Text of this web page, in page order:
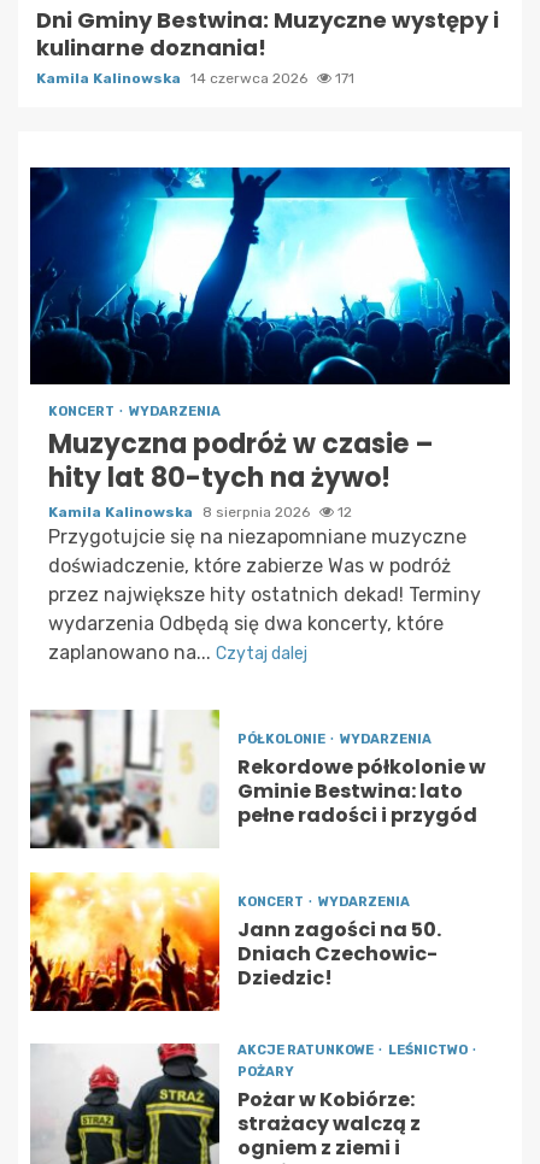
Dni Gminy Bestwina: Muzyczne występy i
kulinarne doznania!
Kamila Kalinowska 14 czerwca 2026 171
KONCERT WYDARZENIA
Muzyczna podróż w czasie –
hity lat 80-tych na żywo!
Kamila Kalinowska 8 sierpnia 2026 12
Przygotujcie się na niezapomniane muzyczne
doświadczenie, które zabierze Was w podróż
przez największe hity ostatnich dekad! Terminy
wydarzenia Odbędą się dwa koncerty, które
zaplanowano na... Czytaj dalej
PÓŁKOLONIE WYDARZENIA
Rekordowe półkolonie w
Gminie Bestwina: lato
pełne radości i przygód
KONCERT WYDARZENIA
Jann zagości na 50.
Dniach Czechowic-
Dziedzic!
AKCJE RATUNKOWE
LEŚNICTWO
POŻARY
Pożar w Kobiórze:
strażacy walczą z
ogniem z ziemi i